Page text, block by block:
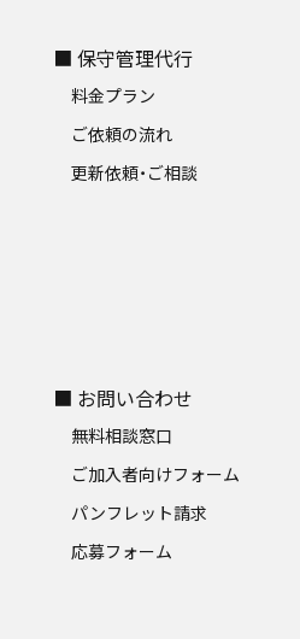
■ 保守管理代行
料金プラン
ご依頼の流れ
更新依頼・ご相談
■ お問い合わせ
無料相談窓口
ご加入者向けフォーム
パンフレット請求
応募フォーム